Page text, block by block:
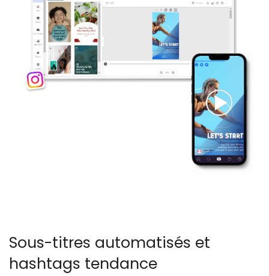
Sous-titres automatisés et
hashtags tendance